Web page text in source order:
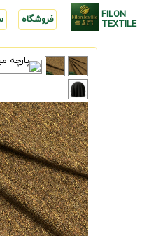
FILON
TEXTILE فروشگاه